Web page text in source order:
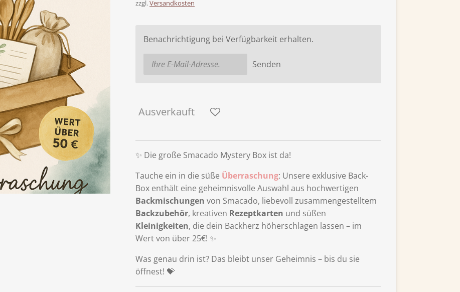
zzgl.Versandkosten
Benachrichtigung bei Verfügbarkeit erhalten.
Senden
Ausverkauft
✨ Die große Smacado Mystery Box ist da!
Tauche ein in die süße Überraschung: Unsere exklusive Back-
Box enthält eine geheimnisvolle Auswahl aus hochwertigen
Backmischungen von Smacado, liebevoll zusammengestelltem
Backzubehör, kreativen Rezeptkarten und süßen
Kleinigkeiten, die dein Backherz höherschlagen lassen – im
Wert von über 25€! ✨
Was genau drin ist? Das bleibt unser Geheimnis – bis du sie
öffnest! 💝